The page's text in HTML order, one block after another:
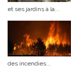
et ses jardins à la...
des incendies...